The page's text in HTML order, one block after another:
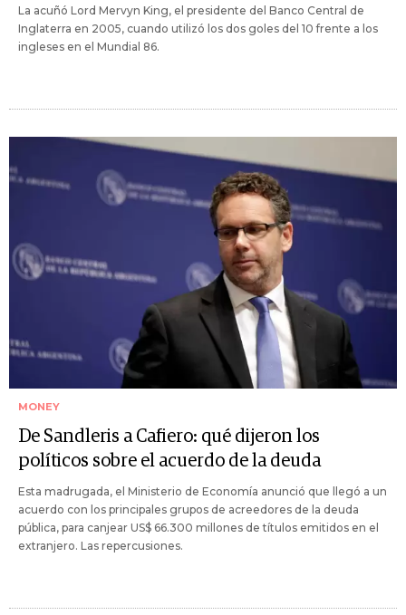
La acuñó Lord Mervyn King, el presidente del Banco Central de
Inglaterra en 2005, cuando utilizó los dos goles del 10 frente a los
ingleses en el Mundial 86.
MONEY
De Sandleris a Cafiero: qué dijeron los
políticos sobre el acuerdo de la deuda
Esta madrugada, el Ministerio de Economía anunció que llegó a un
acuerdo con los principales grupos de acreedores de la deuda
pública, para canjear US$ 66.300 millones de títulos emitidos en el
extranjero. Las repercusiones.